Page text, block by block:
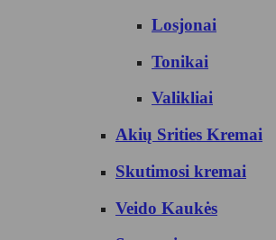
Losjonai
Tonikai
Valikliai
Akių Srities Kremai
Skutimosi kremai
Veido Kaukės